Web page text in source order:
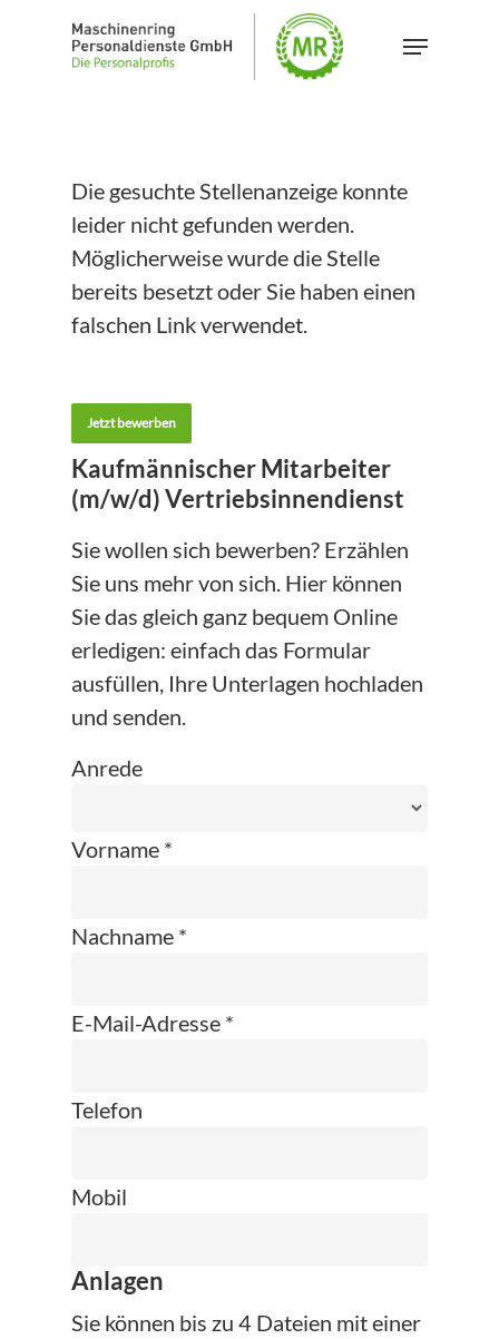
Menu
Die gesuchte Stellenanzeige konnte
leider nicht gefunden werden.
Möglicherweise wurde die Stelle
bereits besetzt oder Sie haben einen
falschen Link verwendet.
Jetzt bewerben
Kaufmännischer Mitarbeiter
(m/w/d) Vertriebsinnendienst
Sie wollen sich bewerben? Erzählen
Sie uns mehr von sich. Hier können
Sie das gleich ganz bequem Online
erledigen: einfach das Formular
ausfüllen, Ihre Unterlagen hochladen
und senden.
Anrede
Vorname *
Nachname *
E-Mail-Adresse *
Telefon
Mobil
Anlagen
Sie können bis zu 4 Dateien mit einer